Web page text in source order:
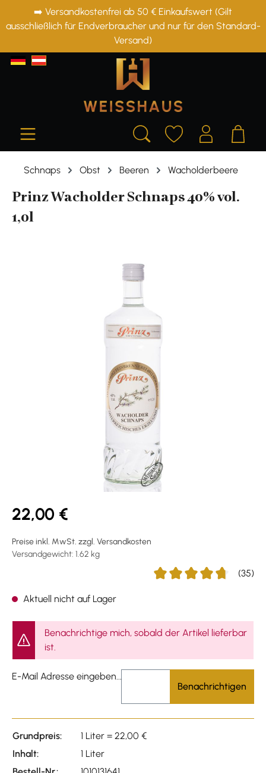
springen
➡️ Versandkostenfrei ab 50 € Einkaufswert (Gilt
ausschließlich für Endverbraucher und nur für den Standard-
Versand)
Schnaps Obst Beeren Wacholderbeere
Prinz Wacholder Schnaps 40% vol.
1,0l
22,00 €
Preise inkl. MwSt. zzgl. Versandkosten
Versandgewicht: 1.62 kg
(35)
Aktuell nicht auf Lager
Benachrichtige mich, sobald der Artikel lieferbar
ist.
E-Mail Adresse eingeben...
Benachrichtigen
Grundpreis:
1 Liter = 22,00 €
Inhalt:
1 Liter